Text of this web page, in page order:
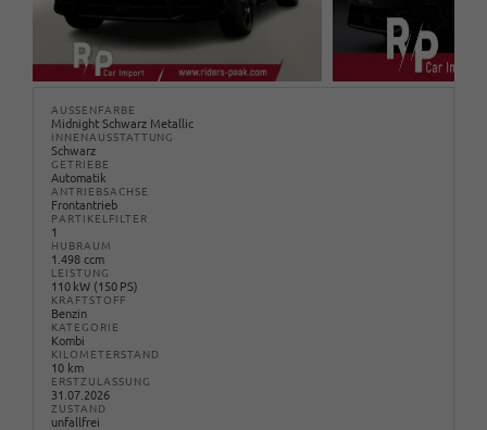
AUSSENFARBE
Midnight Schwarz Metallic
INNENAUSSTATTUNG
Schwarz
GETRIEBE
Automatik
ANTRIEBSACHSE
Frontantrieb
PARTIKELFILTER
1
HUBRAUM
1.498 ccm
LEISTUNG
110 kW (150 PS)
KRAFTSTOFF
Benzin
KATEGORIE
Kombi
KILOMETERSTAND
10 km
ERSTZULASSUNG
31.07.2026
ZUSTAND
unfallfrei